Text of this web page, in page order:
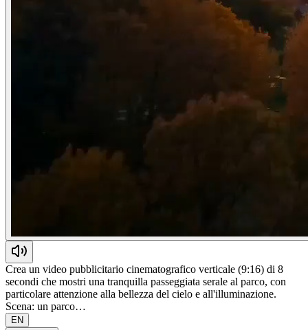
Crea un video pubblicitario cinematografico verticale (9:16) di 8
secondi che mostri una tranquilla passeggiata serale al parco, con
particolare attenzione alla bellezza del cielo e all'illuminazione.
Scena: un parco…
EN